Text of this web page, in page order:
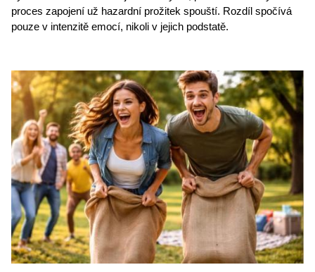
proces zapojení už hazardní prožitek spouští. Rozdíl spočívá
pouze v intenzitě emocí, nikoli v jejich podstatě.